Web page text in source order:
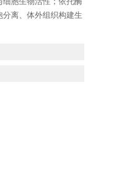
离、体外组织构建生